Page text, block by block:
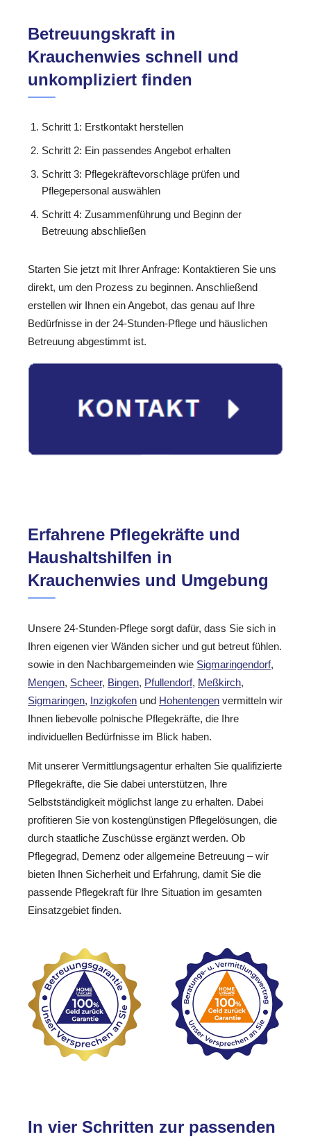
Betreuungskraft in
Krauchenwies schnell und
unkompliziert finden
Schritt 1: Erstkontakt herstellen
Schritt 2: Ein passendes Angebot erhalten
Schritt 3: Pflegekräftevorschläge prüfen und
Pflegepersonal auswählen
Schritt 4: Zusammenführung und Beginn der
Betreuung abschließen
Starten Sie jetzt mit Ihrer Anfrage: Kontaktieren Sie uns
direkt, um den Prozess zu beginnen. Anschließend
erstellen wir Ihnen ein Angebot, das genau auf Ihre
Bedürfnisse in der 24-Stunden-Pflege und häuslichen
Betreuung abgestimmt ist.
Erfahrene Pflegekräfte und
Haushaltshilfen in
Krauchenwies und Umgebung
Unsere 24-Stunden-Pflege sorgt dafür, dass Sie sich in
Ihren eigenen vier Wänden sicher und gut betreut fühlen.
sowie in den Nachbargemeinden wie Sigmaringendorf,
Mengen, Scheer, Bingen, Pfullendorf, Meßkirch,
Sigmaringen, Inzigkofen und Hohentengen vermitteln wir
Ihnen liebevolle polnische Pflegekräfte, die Ihre
individuellen Bedürfnisse im Blick haben.
Mit unserer Vermittlungsagentur erhalten Sie qualifizierte
Pflegekräfte, die Sie dabei unterstützen, Ihre
Selbstständigkeit möglichst lange zu erhalten. Dabei
profitieren Sie von kostengünstigen Pflegelösungen, die
durch staatliche Zuschüsse ergänzt werden. Ob
Pflegegrad, Demenz oder allgemeine Betreuung – wir
bieten Ihnen Sicherheit und Erfahrung, damit Sie die
passende Pflegekraft für Ihre Situation im gesamten
Einsatzgebiet finden.
In vier Schritten zur passenden